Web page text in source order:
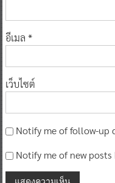
อีเมล *
เว็บไซต์
Notify me of follow-up
Notify me of new posts